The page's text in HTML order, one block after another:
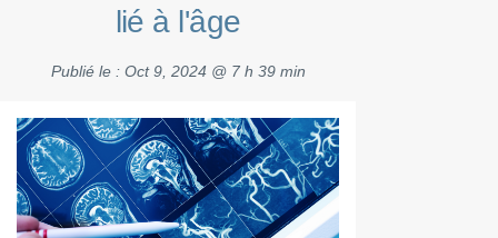
lié à l'âge
Publié le : Oct 9, 2024 @ 7 h 39 min